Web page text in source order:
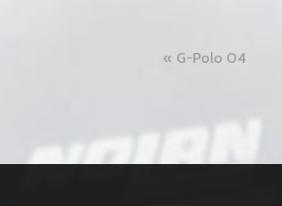
Beitragsnavigation
G-Polo 04